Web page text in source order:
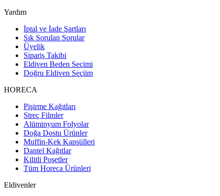
Yardım
İptal ve İade Şartları
Sık Sorulan Sorular
Üyelik
Sipariş Takibi
Eldiven Beden Seçimi
Doğru Eldiven Seçiim
HORECA
Pişirme Kağıtları
Streç Filmler
Alüminyum Folyolar
Doğa Dostu Ürünler
Muffin-Kek Kapsülleri
Dantel Kağıtlar
Kilitli Poşetler
Tüm Horeca Ürünleri
Eldivenler